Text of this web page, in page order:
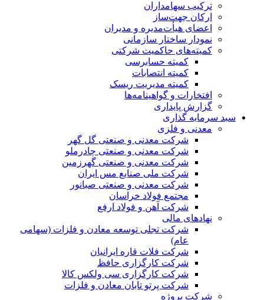
ترکیب سهامداران
ارکان جهت‌ساز
اعضای هیأت‌مدیره و مدیران
نمودار ساختار سازمانی
کمیته‌های حاکمیت شرکتی
کمیته حسابرسی
کمیته انتصابات
کمیته مدیریت ریسک
افتخارات و گواهینامه‌ها
گزارش پایداری
سبد سرمایه گذاری
معدنی و فلزی
شرکت معدنی و صنعتی گل گهر
شرکت معدنی و صنعتی چادرملو
شرکت معدنی و صنعتی گهرزمین
شرکت ملی صنایع مس ایران
شرکت معدنی و صنعتی صبانور
مجتمع فولاد خراسان
شرکت آهن و فولاد ارفع
نهادهای مالی
شرکت تجلی توسعه معادن و فلزات (سهامی
عام)
شرکت فلات قاره ایرانیان
شرکت کارگزاری حافظ
شرکت کارگزاری سی ولکس کالا
شرکت پرتو تابان معادن و فلزات
شرکت پروژه